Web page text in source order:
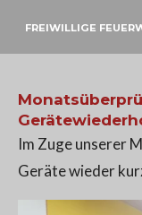
ZumFREIWILLIGE
Im Zuge unserer
Geräte wieder